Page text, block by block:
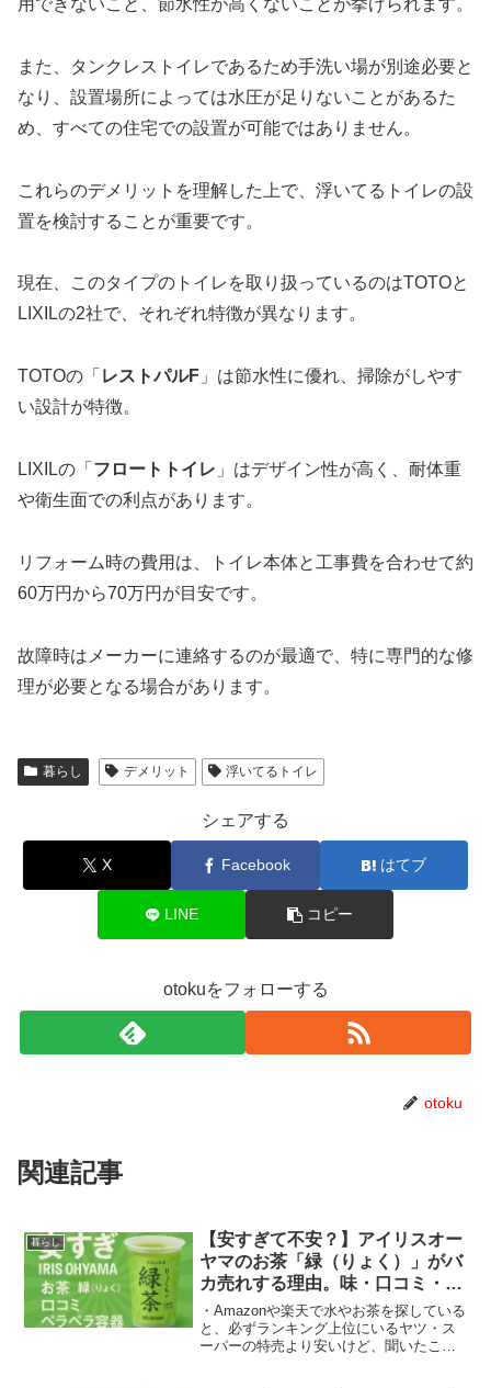
用できないこと、節水性が高くないことが挙げられます。
また、タンクレストイレであるため手洗い場が別途必要と
なり、設置場所によっては水圧が足りないことがあるた
め、すべての住宅での設置が可能ではありません。
これらのデメリットを理解した上で、浮いてるトイレの設
置を検討することが重要です。
現在、このタイプのトイレを取り扱っているのはTOTOと
LIXILの2社で、それぞれ特徴が異なります。
TOTOの「 レストパルF 」は節水性に優れ、掃除がしやす
い設計が特徴。
LIXILの「 フロートトイレ 」はデザイン性が高く、耐体重
や衛生面での利点があります。
リフォーム時の費用は、トイレ本体と工事費を合わせて約
60万円から70万円が目安です。
故障時はメーカーに連絡するのが最適で、特に専門的な修
理が必要となる場合があります。
暮らし デメリット 浮いてるトイレ
シェアする
X Facebook はてブ
LINE コピー
otokuをフォローする
otoku
関連記事
暮らし
【安すぎて不安？】アイリスオー
ヤマのお茶「緑（りょく）」がバ
カ売れする理由。味・口コミ・ペ
ラペラ容器の真実を全部書く
・Amazonや楽天で水やお茶を探している
と、必ずランキング上位にいるヤツ・ス
ーパーの特売より安いけど、聞いたこと